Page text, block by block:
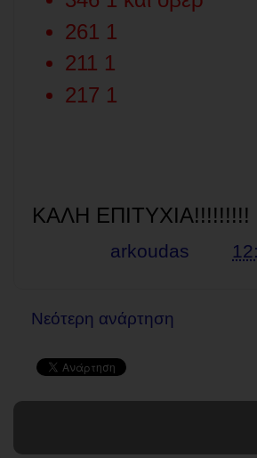
261 1
211 1
217 1
ΚΑΛΗ ΕΠΙΤΥΧΙΑ!!!!!!!!!
arkoudas
Νεότερη ανάρτηση